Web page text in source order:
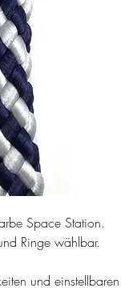
Space Station.
Ringe wählbar.
und